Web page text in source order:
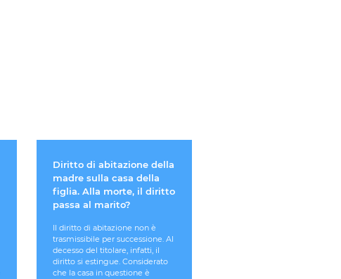
Diritto di abitazione della
madre sulla casa della
figlia. Alla morte, il diritto
passa al marito?
Il diritto di abitazione non è
trasmissibile per successione. Al
decesso del titolare, infatti, il
diritto si estingue. Considerato
che la casa in questione è